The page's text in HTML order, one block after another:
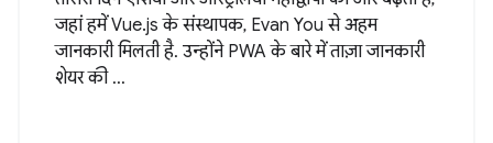
जहां हमें Vue.js के संस्थापक, Evan You से अहम
जानकारी मिलती है. उन्होंने PWA के बारे में ताज़ा जानकारी
शेयर की ...